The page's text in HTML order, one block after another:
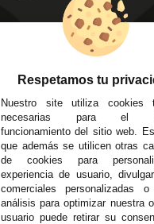
Mis Pedidos
Mis favoritos
FAQ's
Écija - Sevilla
Av. Plaza de Toros.
Local 3
C/ Ingeniero
14
Alzira - Valencia
C/ Esplugues, 135
EMPRESA
Entregas y
Devoluciones
Política de
Pago Seguro
Terminos y
Condiciones
Políticas de Cookies
Respetamos tu
Nuestro site utiliza cookies
necesarias para el
funcionamiento del sitio web.
que además se utilicen otras
de cookies para
experiencia de usuario,
comerciales personalizadas o
análisis para optimizar nuestra
usuario puede retirar su